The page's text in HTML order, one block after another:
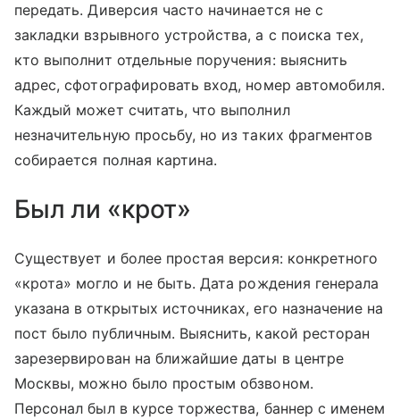
передать. Диверсия часто начинается не с
закладки взрывного устройства, а с поиска тех,
кто выполнит отдельные поручения: выяснить
адрес, сфотографировать вход, номер автомобиля.
Каждый может считать, что выполнил
незначительную просьбу, но из таких фрагментов
собирается полная картина.
Был ли «крот»
Существует и более простая версия: конкретного
«крота» могло и не быть. Дата рождения генерала
указана в открытых источниках, его назначение на
пост было публичным. Выяснить, какой ресторан
зарезервирован на ближайшие даты в центре
Москвы, можно было простым обзвоном.
Персонал был в курсе торжества, баннер с именем